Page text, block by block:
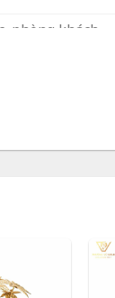
phòng khách,
Phong